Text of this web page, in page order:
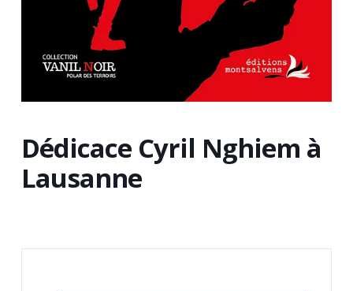
Dédicace Cyril Nghiem à
Lausanne